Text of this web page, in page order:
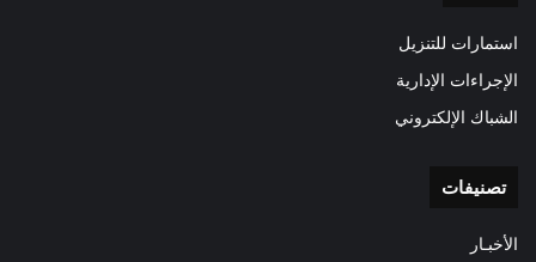
استمارات للتنزيل
الإجراءات الإدارية
الشباك الإلكتروني
تصنيفات
الأخبـار